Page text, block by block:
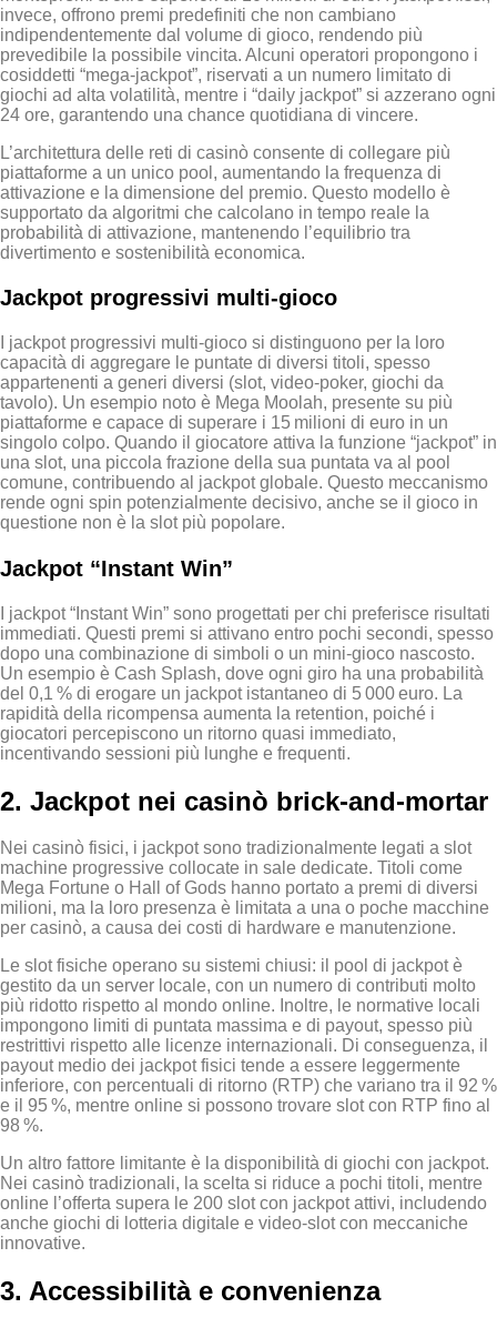
invece, offrono premi predefiniti che non cambiano
indipendentemente dal volume di gioco, rendendo più
prevedibile la possibile vincita. Alcuni operatori propongono i
cosiddetti “mega‑jackpot”, riservati a un numero limitato di
giochi ad alta volatilità, mentre i “daily jackpot” si azzerano ogni
24 ore, garantendo una chance quotidiana di vincere.
L’architettura delle reti di casinò consente di collegare più
piattaforme a un unico pool, aumentando la frequenza di
attivazione e la dimensione del premio. Questo modello è
supportato da algoritmi che calcolano in tempo reale la
probabilità di attivazione, mantenendo l’equilibrio tra
divertimento e sostenibilità economica.
Jackpot progressivi multi‑gioco
I jackpot progressivi multi‑gioco si distinguono per la loro
capacità di aggregare le puntate di diversi titoli, spesso
appartenenti a generi diversi (slot, video‑poker, giochi da
tavolo). Un esempio noto è Mega Moolah, presente su più
piattaforme e capace di superare i 15 milioni di euro in un
singolo colpo. Quando il giocatore attiva la funzione “jackpot” in
una slot, una piccola frazione della sua puntata va al pool
comune, contribuendo al jackpot globale. Questo meccanismo
rende ogni spin potenzialmente decisivo, anche se il gioco in
questione non è la slot più popolare.
Jackpot “Instant Win”
I jackpot “Instant Win” sono progettati per chi preferisce risultati
immediati. Questi premi si attivano entro pochi secondi, spesso
dopo una combinazione di simboli o un mini‑gioco nascosto.
Un esempio è Cash Splash, dove ogni giro ha una probabilità
del 0,1 % di erogare un jackpot istantaneo di 5 000 euro. La
rapidità della ricompensa aumenta la retention, poiché i
giocatori percepiscono un ritorno quasi immediato,
incentivando sessioni più lunghe e frequenti.
2. Jackpot nei casinò brick‑and‑mortar
Nei casinò fisici, i jackpot sono tradizionalmente legati a slot
machine progressive collocate in sale dedicate. Titoli come
Mega Fortune o Hall of Gods hanno portato a premi di diversi
milioni, ma la loro presenza è limitata a una o poche macchine
per casinò, a causa dei costi di hardware e manutenzione.
Le slot fisiche operano su sistemi chiusi: il pool di jackpot è
gestito da un server locale, con un numero di contributi molto
più ridotto rispetto al mondo online. Inoltre, le normative locali
impongono limiti di puntata massima e di payout, spesso più
restrittivi rispetto alle licenze internazionali. Di conseguenza, il
payout medio dei jackpot fisici tende a essere leggermente
inferiore, con percentuali di ritorno (RTP) che variano tra il 92 %
e il 95 %, mentre online si possono trovare slot con RTP fino al
98 %.
Un altro fattore limitante è la disponibilità di giochi con jackpot.
Nei casinò tradizionali, la scelta si riduce a pochi titoli, mentre
online l’offerta supera le 200 slot con jackpot attivi, includendo
anche giochi di lotteria digitale e video‑slot con meccaniche
innovative.
3. Accessibilità e convenienza